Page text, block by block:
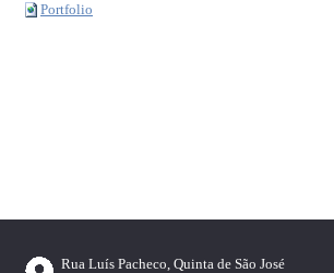
Portfolio
Rua Luís Pacheco, Quinta de São José